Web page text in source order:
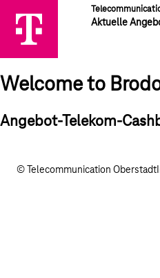
Aktuelle
Welcome to
Angebot-Telekom-
© Telecommunication Oberstadt